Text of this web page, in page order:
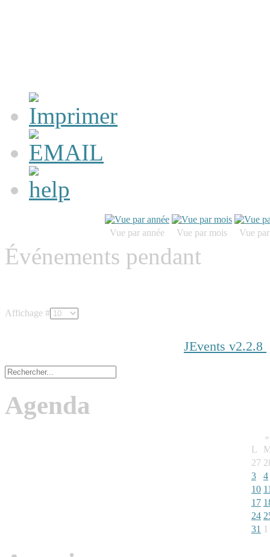
Vue par année Vue par mois Vue
Événements pendant
Affichage #
JEvents v2.2.8
Agenda
«
L
27
3
4
10
17
24
31 1